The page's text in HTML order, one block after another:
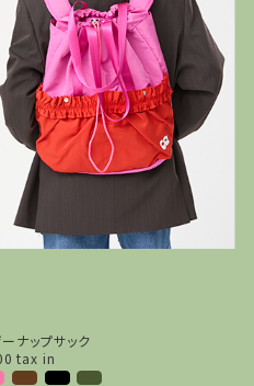
ナップサック
tax in